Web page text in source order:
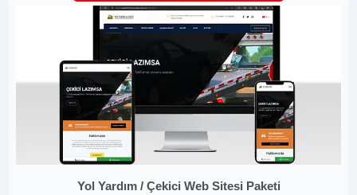
Yol Yardım / Çekici Web Sitesi Paketi